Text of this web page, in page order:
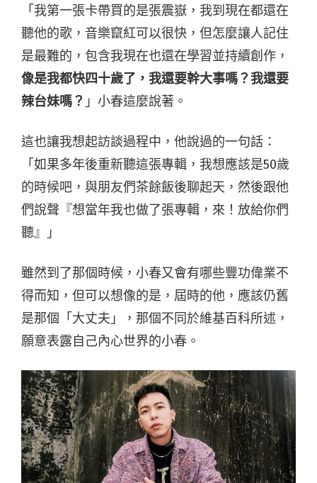
「我第一張卡帶買的是張震嶽，我到現在都還在
聽他的歌，音樂竄紅可以很快，但怎麼讓人記住
是最難的，包含我現在也還在學習並持續創作，
像是我都快四十歲了，我還要幹大事嗎？我還要
辣台妹嗎？ 」小春這麼說著。
這也讓我想起訪談過程中，他說過的一句話：
「如果多年後重新聽這張專輯，我想應該是50歲
的時候吧，與朋友們茶餘飯後聊起天，然後跟他
們說聲『想當年我也做了張專輯，來！放給你們
聽』」
雖然到了那個時候，小春又會有哪些豐功偉業不
得而知，但可以想像的是，屆時的他，應該仍舊
是那個「大丈夫」，那個不同於維基百科所述，
願意表露自己內心世界的小春。